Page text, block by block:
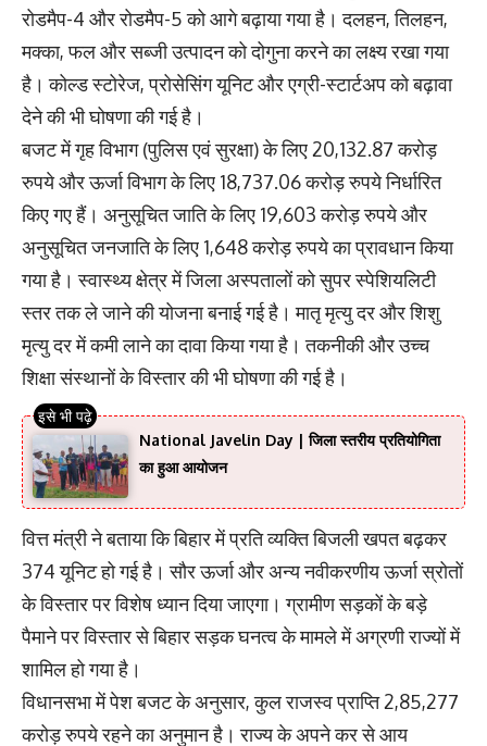
रोडमैप-4 और रोडमैप-5 को आगे बढ़ाया गया है। दलहन, तिलहन,
मक्का, फल और सब्जी उत्पादन को दोगुना करने का लक्ष्य रखा गया
है। कोल्ड स्टोरेज, प्रोसेसिंग यूनिट और एग्री-स्टार्टअप को बढ़ावा
देने की भी घोषणा की गई है।
बजट में गृह विभाग (पुलिस एवं सुरक्षा) के लिए 20,132.87 करोड़
रुपये और ऊर्जा विभाग के लिए 18,737.06 करोड़ रुपये निर्धारित
किए गए हैं। अनुसूचित जाति के लिए 19,603 करोड़ रुपये और
अनुसूचित जनजाति के लिए 1,648 करोड़ रुपये का प्रावधान किया
गया है। स्वास्थ्य क्षेत्र में जिला अस्पतालों को सुपर स्पेशियलिटी
स्तर तक ले जाने की योजना बनाई गई है। मातृ मृत्यु दर और शिशु
मृत्यु दर में कमी लाने का दावा किया गया है। तकनीकी और उच्च
शिक्षा संस्थानों के विस्तार की भी घोषणा की गई है।
National Javelin Day | जिला स्तरीय प्रतियोगिता
का हुआ आयोजन
वित्त मंत्री ने बताया कि बिहार में प्रति व्यक्ति बिजली खपत बढ़कर
374 यूनिट हो गई है। सौर ऊर्जा और अन्य नवीकरणीय ऊर्जा स्रोतों
के विस्तार पर विशेष ध्यान दिया जाएगा। ग्रामीण सड़कों के बड़े
पैमाने पर विस्तार से बिहार सड़क घनत्व के मामले में अग्रणी राज्यों में
शामिल हो गया है।
विधानसभा में पेश बजट के अनुसार, कुल राजस्व प्राप्ति 2,85,277
करोड़ रुपये रहने का अनुमान है। राज्य के अपने कर से आय